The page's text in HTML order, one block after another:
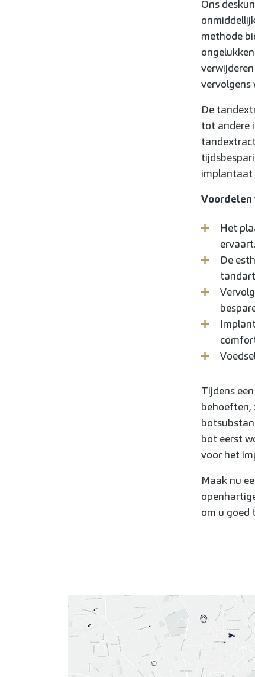
Ons
methode
vervolgens
De
tot andere
implantaat
Het
ervaart.
De
Tijdens
behoeften,
bot eerst
voor het
Maak nu
om u goed